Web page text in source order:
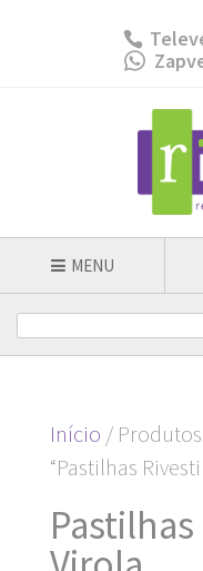
MENU
Início /
“Pastilhas